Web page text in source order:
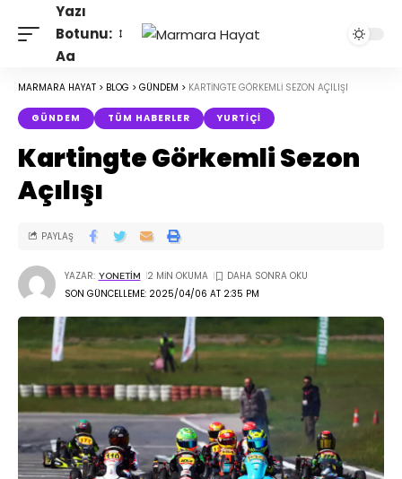
Yazı
Botunu:
Aa
MARMARA HAYAT > BLOG > GÜNDEM > KARTINGTE GÖRKEMLI SEZON AÇILIŞI
GÜNDEM TÜM HABERLER YURTIÇI
Kartingte Görkemli Sezon
Açılışı
SON GÜNCELLEME: 2025/04/06 AT 2:35 PM
YAZAR: YONETIM 2 MIN OKUMA
PAYLAŞ